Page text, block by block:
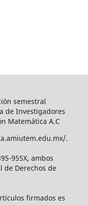
semestral
de Investigadores
Matemática A.C
.
955X, ambos
de Derechos de
firmados es